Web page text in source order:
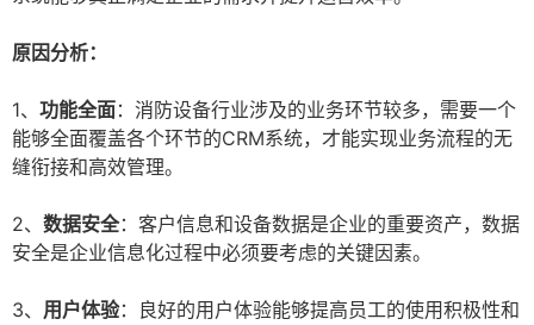
原因分析：
1、 功能全面：消防设备行业涉及的业务环节较多，需要一个
能够全面覆盖各个环节的CRM系统，才能实现业务流程的无
缝衔接和高效管理。
2、 数据安全：客户信息和设备数据是企业的重要资产，数据
安全是企业信息化过程中必须要考虑的关键因素。
3、 用户体验：良好的用户体验能够提高员工的使用积极性和